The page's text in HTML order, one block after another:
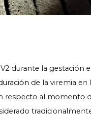
durante la gestación
de la viremia en
respecto al momento